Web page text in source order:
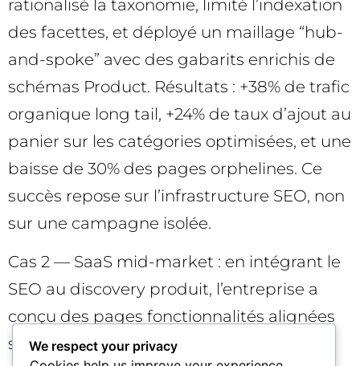
rationalisé la taxonomie, limité l’indexation
des facettes, et déployé un maillage “hub-
and-spoke” avec des gabarits enrichis de
schémas Product. Résultats : +38% de trafic
organique long tail, +24% de taux d’ajout au
panier sur les catégories optimisées, et une
baisse de 30% des pages orphelines. Ce
succès repose sur l’infrastructure SEO, non
sur une campagne isolée.
Cas 2 — SaaS mid-market : en intégrant le
SEO au discovery produit, l’entreprise a
conçu des pages fonctionnalités alignées
sur les intentions “problème→solution”,
We respect your privacy